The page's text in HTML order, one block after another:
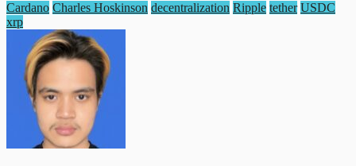
Cardano Charles Hoskinson decentralization Ripple tether USDC
xrp